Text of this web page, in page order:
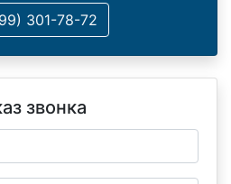
301-78-72
звонка